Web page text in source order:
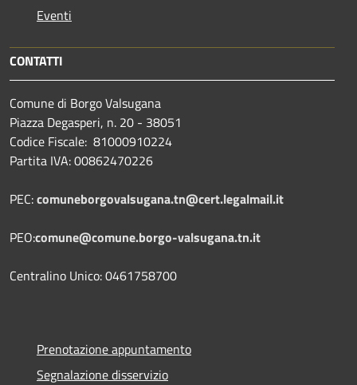
Eventi
CONTATTI
Comune di Borgo Valsugana
Piazza Degasperi, n. 20 - 38051
Codice Fiscale: 81000910224
Partita IVA: 00862470226
PEC:comuneborgovalsugana.tn@cert.legalmail.it
PEO:comune@comune.borgo-valsugana.tn.it
Centralino Unico: 0461758700
Prenotazione appuntamento
Segnalazione disservizio